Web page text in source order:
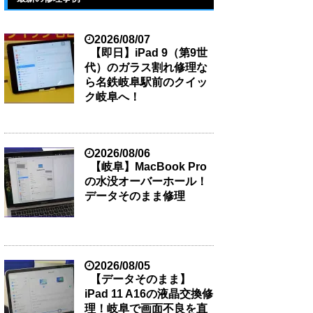
2026/08/07
【即日】iPad 9（第9世
代）のガラス割れ修理な
ら名鉄岐阜駅前のクイッ
ク岐阜へ！
2026/08/06
【岐阜】MacBook Pro
の水没オーバーホール！
データそのまま修理
2026/08/05
【データそのまま】
iPad 11 A16の液晶交換修
理！岐阜で画面不良を直